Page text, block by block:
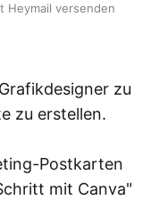
Heymail versenden
zu
zu erstellen.
Postkarten
mit Canva"